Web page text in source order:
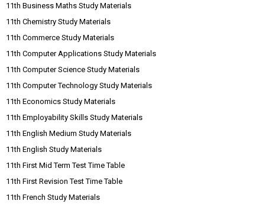
11th Business Maths Study Materials
11th Chemistry Study Materials
11th Commerce Study Materials
11th Computer Applications Study Materials
11th Computer Science Study Materials
11th Computer Technology Study Materials
11th Economics Study Materials
11th Employability Skills Study Materials
11th English Medium Study Materials
11th English Study Materials
11th First Mid Term Test Time Table
11th First Revision Test Time Table
11th French Study Materials